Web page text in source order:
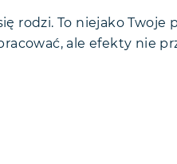
rodzi. To niejako Twoje
ale efekty nie